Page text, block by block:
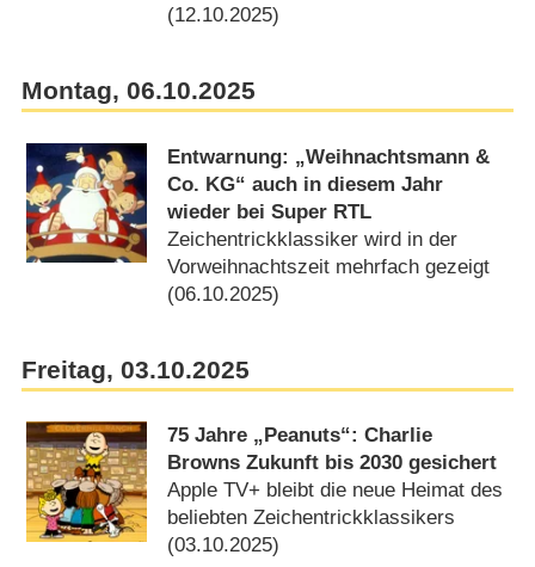
(12.10.2025)
Montag, 06.10.2025
Entwarnung: „Weihnachtsmann &
Co. KG“ auch in diesem Jahr
wieder bei Super RTL
Zeichentrickklassiker wird in der
Vorweihnachtszeit mehrfach gezeigt
(06.10.2025)
Freitag, 03.10.2025
75 Jahre „Peanuts“: Charlie
Browns Zukunft bis 2030 gesichert
Apple TV+ bleibt die neue Heimat des
beliebten Zeichentrickklassikers
(03.10.2025)